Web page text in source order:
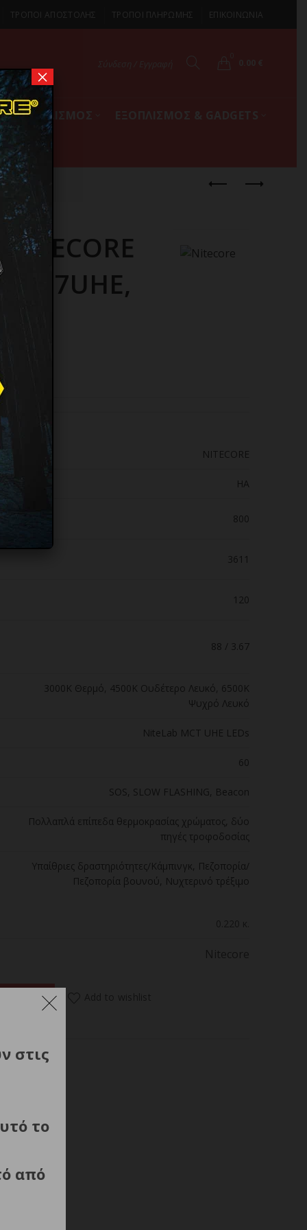
στις
το
από
ΤΡΟΠΟΙ ΑΠΟΣΤΟΛΗΣ ΤΡΟΠΟΙ ΠΛΗΡΩΜΗΣ ΕΠΙΚΟΙΝΩΝΙΑ
ΕΞΟΠΛΙΣΜΟΣ
NITECORE
HA
800
3611
120
88 / 3.67
3000K Θερμό 4500K Ουδέτερο Λευκό 6500K
Ψυχρό Λευκό
NiteLab MCT UHE LEDs
60
SOS, SLOW FLASHING, Beacon
Пολλαπλά επίπεδα θερμοκρασίας χρώματος, δύο
πηγές τροφοδοσίας
Υπαίθριες δραστηριότητες/Κάμπινγκ, Πεζοπορία/
Πεζοπορία βουνού, Νυχτερινό τρέξιμο
HA27UHE, 800lumens ποσότητα
×